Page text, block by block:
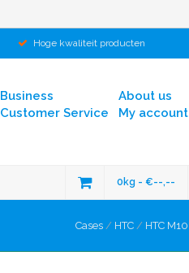
Hoge kwaliteit producten
About us
My account
Business
Customer Service
0kg - €--,--
Cases / HTC / HTC M10